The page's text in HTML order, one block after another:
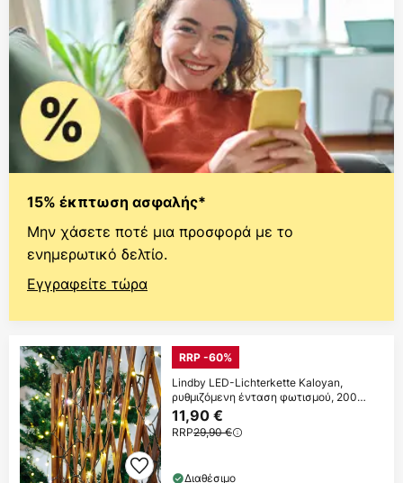
15% έκπτωση ασφαλής*
Μην χάσετε ποτέ μια προσφορά με το
ενημερωτικό δελτίο.
Εγγραφείτε τώρα
RRP -60%
Lindby LED-Lichterkette Kaloyan,
ρυθμιζόμενη ένταση φωτισμού, 200
φώτα, 2,3 m
11,90 €
RRP29,90 €
Διαθέσιμο